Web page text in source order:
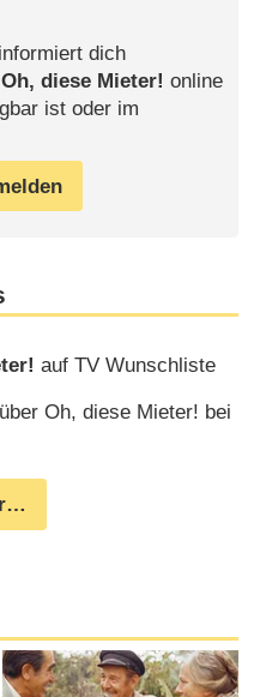
dich
Oh, diese Mieter! online
ist oder im
auf TV Wunschliste
Oh, diese Mieter! bei